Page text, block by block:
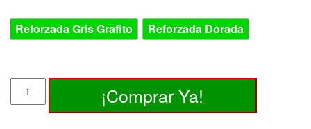
Reforzada Gris Grafito Reforzada Dorada
180
¡Comprar Ya!